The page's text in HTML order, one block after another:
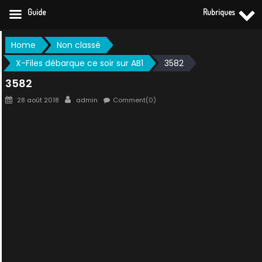
Skip
to
content
Home
Non classé
X-Files débarque ce soir sur AB1
3582
3582
Posted
28 août 2018 Author
admin Comment(0)
Guide Rubriques